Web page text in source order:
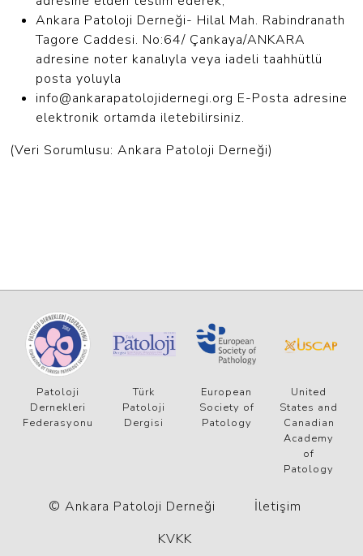
Ankara Patoloji Derneği- Hilal Mah. Rabindranath
Tagore Caddesi. No:64/ Çankaya/ANKARA
adresine noter kanalıyla veya iadeli taahhütlü
posta yoluyla
info@ankarapatolojidernegi.org E-Posta adresine
elektronik ortamda iletebilirsiniz.
(Veri Sorumlusu: Ankara Patoloji Derneği)
Patoloji
Dernekleri
Federasyonu
Türk
Patoloji
Dergisi
European
Society of
Patology
United
States and
Canadian
Academy
of
Patology
© Ankara Patoloji Derneği
İletişim
KVKK